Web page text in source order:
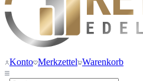
Konto Merkzettel Warenkorb